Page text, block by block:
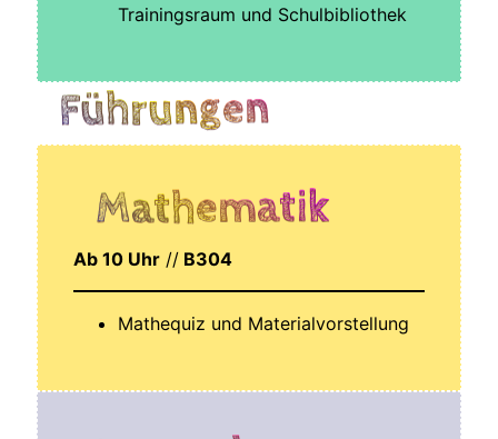
Trai­nings­raum und Schulbibliothek
Führungen
Mathematik
Ab 10 Uhr // B304
Mathe­quiz und Materialvorstellung